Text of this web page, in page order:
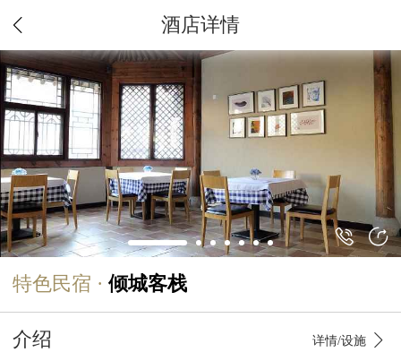
酒店详情
特色民宿 ·倾城客栈
介绍 详情/设施